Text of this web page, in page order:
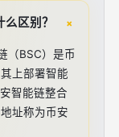
区别？ +
（BSC）是币
上部署智能
智能链整合
址称为币安